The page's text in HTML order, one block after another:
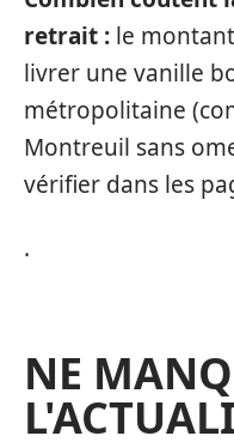
retrait : le
livrer une vanille
métropolitaine
Montreuil sans
vérifier dans les
.
NE